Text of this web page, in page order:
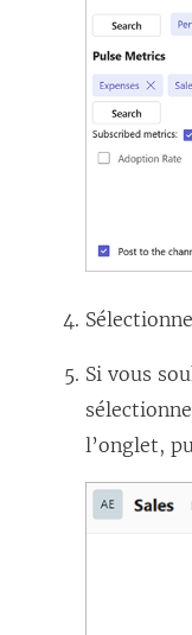
Si vous
l’onglet,